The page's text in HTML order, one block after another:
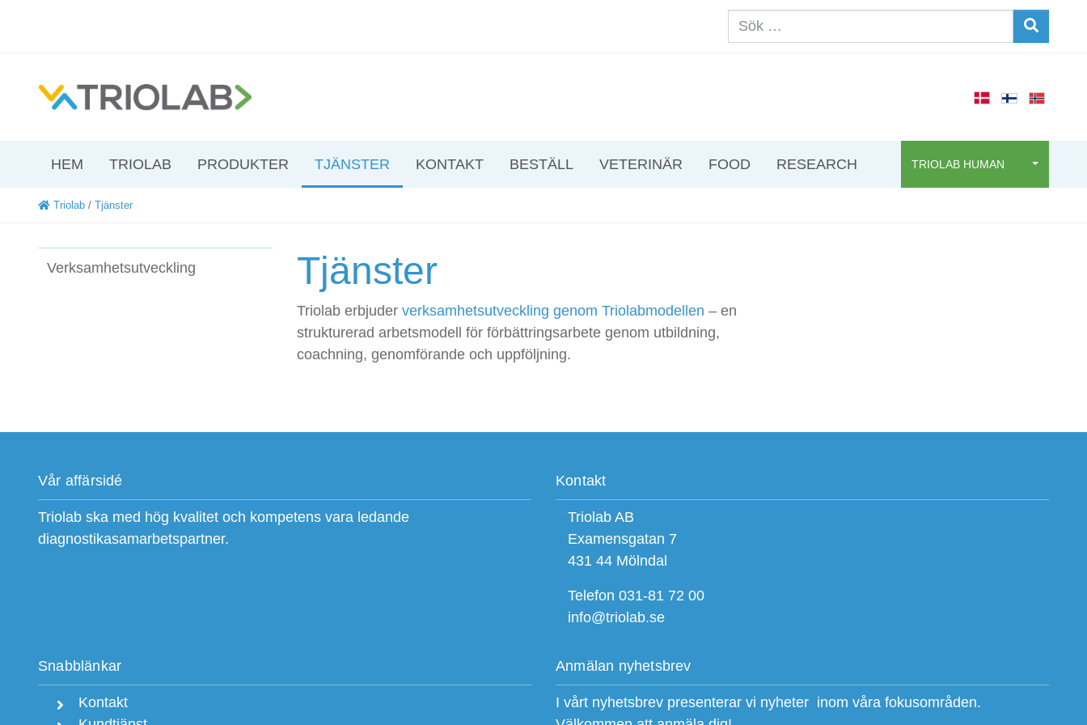
HEM TRIOLAB PRODUKTER TJÄNSTER KONTAKT BESTÄLL VETERINÄR FOOD RESEARCH TRIOLAB HUMAN
Triolab / Tjänster
Verksamhetsutveckling​ Tjänster
Triolab erbjuder verksamhetsutveckling genom Triolabmodellen – en
strukturerad arbetsmodell för förbättringsarbete genom utbildning,
coachning, genomförande och uppföljning.
Vår affärsidé
Triolab ska med hög kvalitet och kompetens vara ledande
diagnostikasamarbetspartner.
Kontakt
Triolab AB
Examensgatan 7
431 44 Mölndal
Telefon 031-81 72 00
info@triolab.se
Snabblänkar
Kontakt
Anmälan nyhetsbrev
I vårt nyhetsbrev presenterar vi nyheter inom våra fokusområden.